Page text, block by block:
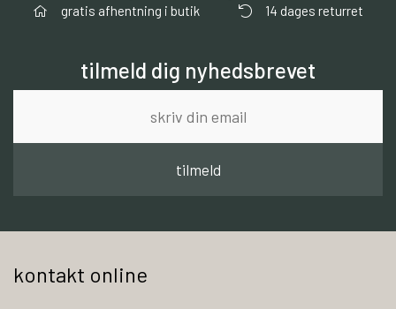
gratis afhentning i butik
14 dages returret
tilmeld dig nyhedsbrevet
tilmeld
kontakt online